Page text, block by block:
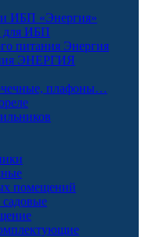
и ИБП «Энергия»
для ИБП
питания Энергия
ЭНЕРГИЯ
плафоны…
помещений